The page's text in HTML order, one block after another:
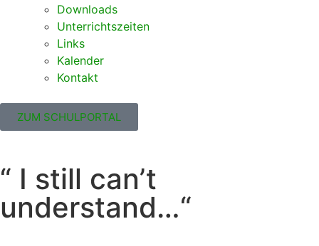
Downloads
Unterrichtszeiten
Links
Kalender
Kontakt
ZUM SCHULPORTAL
“ I still can’t
understand…“